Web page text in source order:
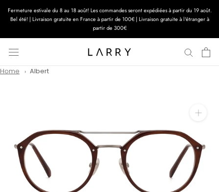
Fermeture estivale du 8 au 18 août! Les commandes seront expédiées à partir du 19 août.
Bel été! | Livraison gratuite en France à partir de 100€ | Livraison gratuite à l'étranger à
partir de 300€
Home Albert